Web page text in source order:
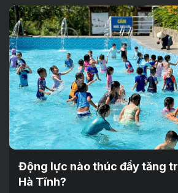
Động lực nào thúc đẩy tăng
Hà Tĩnh?